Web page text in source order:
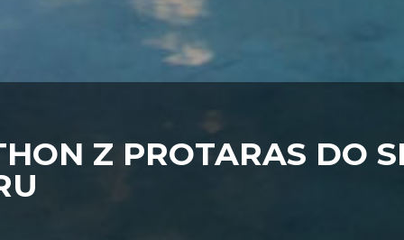
Z PROTARAS DO